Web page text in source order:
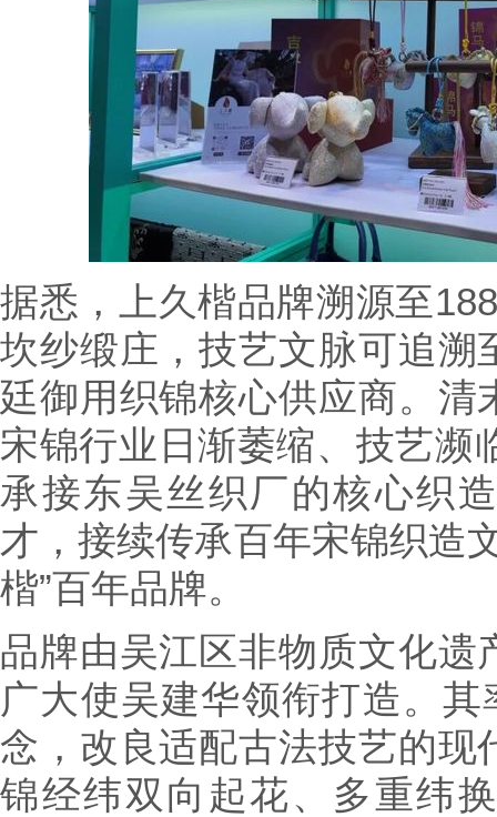
据悉，上久楷品牌溯源至
坎纱缎庄，技艺文脉可追溯
廷御用织锦核心供应商。
宋锦行业日渐萎缩、技艺濒
承接东吴丝织厂的核心织
才，接续传承百年宋锦织造
楷”百年品牌。
品牌由吴江区非物质文化
广大使吴建华领衔打造。其
念，改良适配古法技艺的
锦经纬双向起花、多重纬